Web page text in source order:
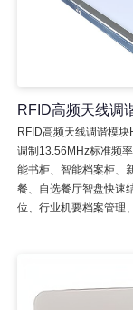
RFID高频天线调
RFID高频天线调谐模
调制13.56MHz标准频
能书柜、智能档案柜、
餐、自选餐厅智盘快速
位、行业机要档案管理